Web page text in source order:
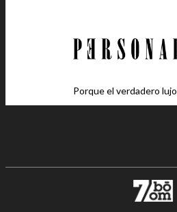
Porque el verdadero